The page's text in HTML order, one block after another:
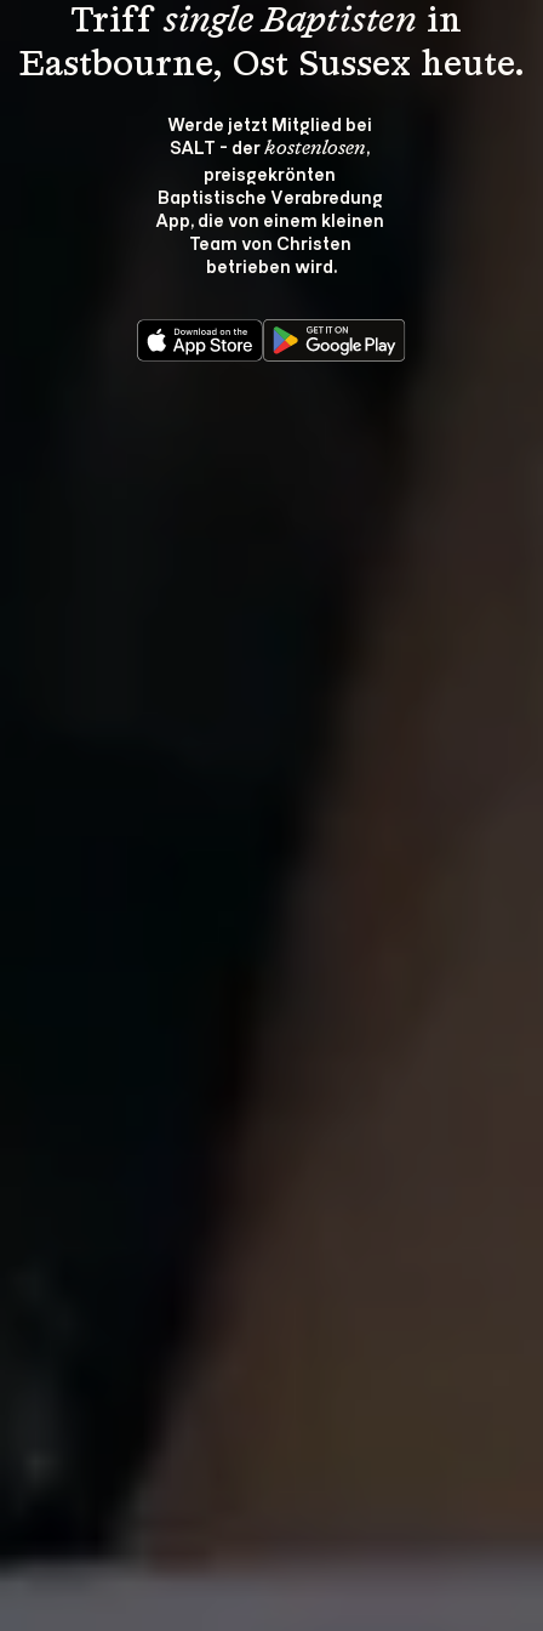
Triff single Baptisten in
Eastbourne, Ost Sussex heute.
Werde jetzt Mitglied bei
SALT - der kostenlosen,
preisgekrönten
Baptistische Verabredung
App, die von einem kleinen
Team von Christen
betrieben wird.